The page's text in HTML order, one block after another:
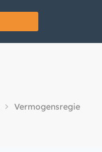
Vermogensregie